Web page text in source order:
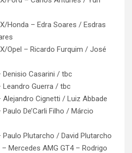
Honda – Edra Soares / Esdras
Opel – Ricardo Furquim / José
Denisio Casarini / tbc
Leandro Guerra / tbc
Alejandro Cignetti / Luiz Abbade
De’Carli Filho / Márcio
Paulo Plutarcho / David Plutarcho
Mercedes AMG GT4 – Rodrigo